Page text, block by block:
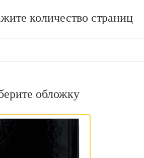
количество страниц
обложку